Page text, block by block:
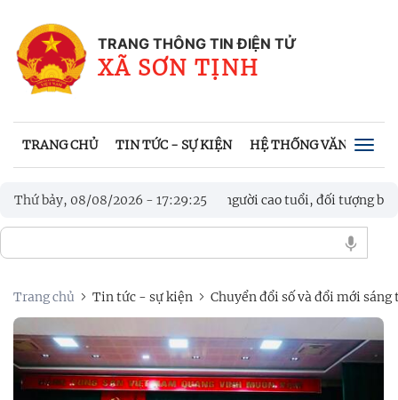
TRANG THÔNG TIN ĐIỆN TỬ
XÃ SƠN TỊNH
TRANG CHỦ TIN TỨC - SỰ KIỆN HỆ THỐNG VĂN BẢN
Thứ bảy, 08/08/2026 - 17:29:26
mắt mô hình “3 nhất” hỗ trợ người cao tuổi, đối tượng bảo trợ
Trang chủ Tin tức - sự kiện Chuyển đổi số và đổi mới sáng